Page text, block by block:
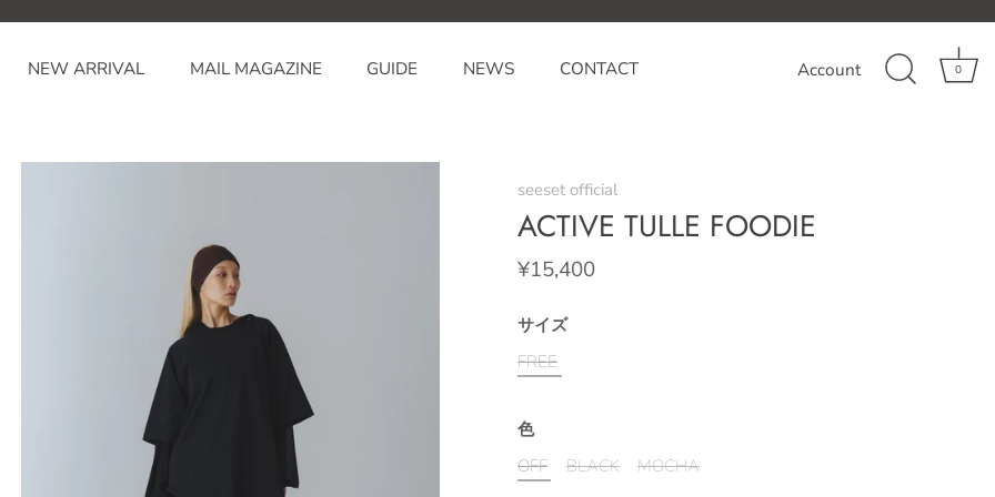
NEW ARRIVAL MAIL MAGAZINE GUIDE NEWS CONTACT Account 0
seeset official
ACTIVE TULLE FOODIE
¥15,400
サイズ
FREE
色
OFF
BLACK MOCHA